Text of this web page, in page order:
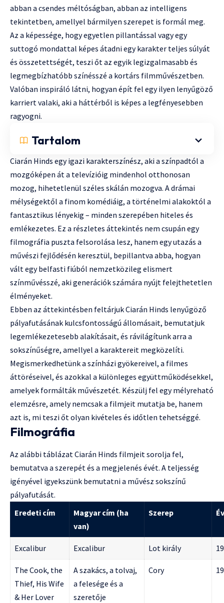
abban a csendes méltóságban, abban az intelligens
tekintetben, amellyel bármilyen szerepet is formál meg.
Az a képessége, hogy egyetlen pillantással vagy egy
suttogó mondattal képes átadni egy karakter teljes súlyát
és összetettségét, teszi őt az egyik legizgalmasabb és
legmegbízhatóbb színésszé a kortárs filmművészetben.
Valóban inspiráló látni, hogyan épít fel egy ilyen lenyűgöző
karriert valaki, aki a háttérből is képes a legfényesebben
ragyogni.
Tartalom
Ciarán Hinds egy igazi karakterszínész, aki a színpadtól a
mozgóképen át a televízióig mindenhol otthonosan
mozog, hihetetlenül széles skálán mozogva. A drámai
mélységektől a finom komédiáig, a történelmi alakoktól a
fantasztikus lényekig – minden szerepében hiteles és
emlékezetes. Ez a részletes áttekintés nem csupán egy
filmográfia puszta felsorolása lesz, hanem egy utazás a
művészi fejlődésén keresztül, bepillantva abba, hogyan
vált egy belfasti fiúból nemzetközileg elismert
színművésszé, aki generációk számára nyújt felejthetetlen
élményeket.
Ebben az áttekintésben feltárjuk Ciarán Hinds lenyűgöző
pályafutásának kulcsfontosságú állomásait, bemutatjuk
legemlékezetesebb alakításait, és rávilágítunk arra a
sokszínűségre, amellyel a karaktereit megközelíti.
Megismerkedhetünk a színházi gyökereivel, a filmes
áttöréseivel, és azokkal a különleges együttműködésekkel,
amelyek formálták művészetét. Készülj fel egy mélyreható
elemzésre, amely nemcsak a filmjeit mutatja be, hanem
azt is, mi teszi őt olyan kivételes és időtlen tehetséggé.
Filmográfia
Az alábbi táblázat Ciarán Hinds filmjeit sorolja fel,
bemutatva a szerepét és a megjelenés évét. A teljesség
igényével igyekszünk bemutatni a művész sokszínű
pályafutását.
Eredeti cím
Magyar cím (ha
van)
Szerep Év
Excalibur Excalibur Lot király
The Cook, the
Thief, His Wife
& Her Lover
A szakács, a tolvaj,
a felesége és a
szeretője
Cory